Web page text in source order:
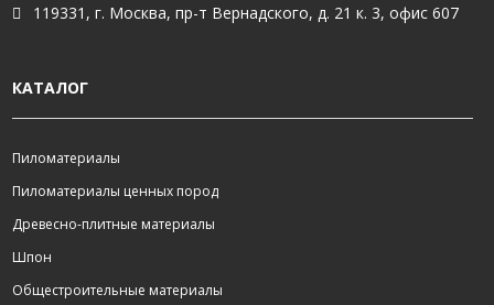
119331, г. Москва, пр-т Вернадского, д. 21 к. 3, офис 607
КАТАЛОГ
Пиломатериалы
Пиломатериалы ценных пород
Древесно-плитные материалы
Шпон
Общестроительные материалы